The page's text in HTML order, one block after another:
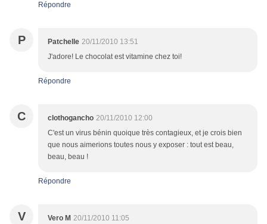
Répondre
P Patchelle 20/11/2010 13:51
J'adore! Le chocolat est vitamine chez toi!
Répondre
C clothogancho 20/11/2010 12:00
C'est un virus bénin quoique très contagieux, et je crois bien
que nous aimerions toutes nous y exposer : tout est beau,
beau, beau !
Répondre
V Vero M 20/11/2010 11:05